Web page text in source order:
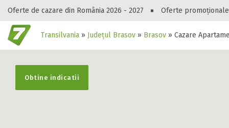
Oferte de cazare din România 2026 - 2027 Oferte promoționale
Transilvania » Județul Brasov » Brasov » Cazare
Gasești
Obtine indicatii